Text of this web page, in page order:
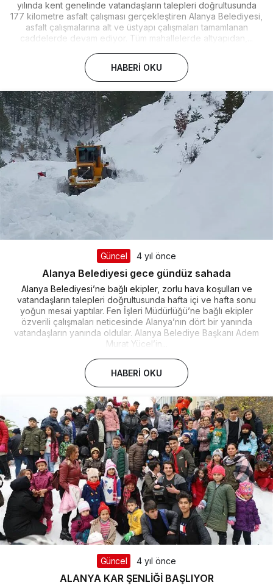
yılında kent genelinde vatandaşların talepleri doğrultusunda
177 kilometre asfalt çalışması gerçekleştiren Alanya Belediyesi,
asfalt çalışmalarına alt ve üstyapı çalışmaları tamamlanan
caddelerde devam ediyor. Tüm mahallelerde altyapıdan,...
HABERI OKU
Güncel 4 yıl önce
Alanya Belediyesi gece gündüz sahada
Alanya Belediyesi’ne bağlı ekipler, zorlu hava koşulları ve
vatandaşların talepleri doğrultusunda hafta içi ve hafta sonu
yoğun mesai yaptılar. Fen İşleri Müdürlüğü’ne bağlı ekipler
özverili çalışmaları neticesinde Alanya’nın dört bir yanında
vatandaşların yanında oldular. Alanya Belediye Başkanı Adem
Murat Yücel’in...
HABERI OKU
Güncel 4 yıl önce
ALANYA KAR ŞENLİĞİ BAŞLIYOR